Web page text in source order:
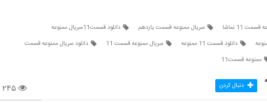
11 نماشا سریال ممنوعه قسمت یازدهم
دانلود قسمت11سریال ممنوعه
دانلود قسمت 11 ممنوعه سریال ممنوعه قسمت 11
دانلود سریال ممنوعه قسمت
ممنوعه قسمت11
۲۴۵ دنبال کردن